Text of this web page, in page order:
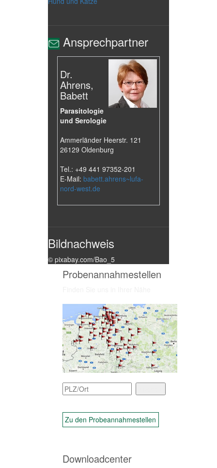
Ansprechpartner
Dr.
Ahrens,
Babett
Parasitologie
und Serologie
Ammerländer Heerstr. 121
26129 Oldenburg
Tel.: +49 441 97352-201
E-Mail: babett.ahrens~lufa-
nord-west.de
Bildnachweis
© pixabay.com/Bao_5
Probenannahmestellen
Zu den Probeannahmestellen
Downloadcenter